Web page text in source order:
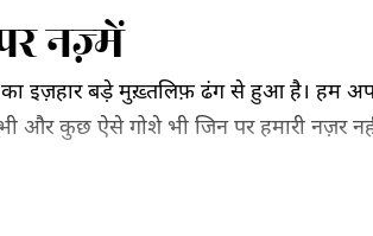
नज़्में
इज़हार बड़े मुख़्तलिफ़ ढंग से हुआ है। हम
और कुछ ऐसे गोशे भी जिन पर हमारी नज़र